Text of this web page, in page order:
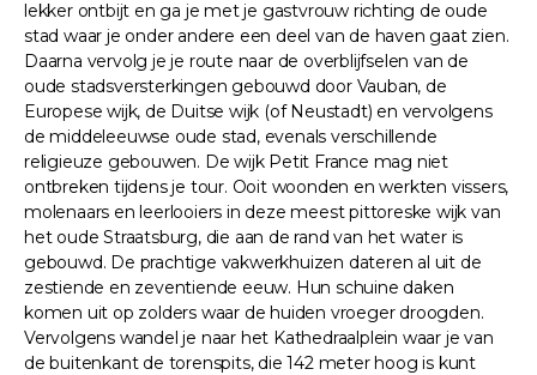
lekker ontbijt en ga je met je gastvrouw richting de oude
stad waar je onder andere een deel van de haven gaat zien.
Daarna vervolg je je route naar de overblijfselen van de
oude stadsversterkingen gebouwd door Vauban, de
Europese wijk, de Duitse wijk (of Neustadt) en vervolgens
de middeleeuwse oude stad, evenals verschillende
religieuze gebouwen. De wijk Petit France mag niet
ontbreken tijdens je tour. Ooit woonden en werkten vissers,
molenaars en leerlooiers in deze meest pittoreske wijk van
het oude Straatsburg, die aan de rand van het water is
gebouwd. De prachtige vakwerkhuizen dateren al uit de
zestiende en zeventiende eeuw. Hun schuine daken
komen uit op zolders waar de huiden vroeger droogden.
Vervolgens wandel je naar het Kathedraalplein waar je van
de buitenkant de torenspits, die 142 meter hoog is kunt